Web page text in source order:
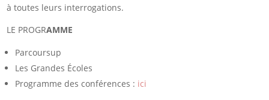
à toutes leurs interrogations.
LE PROGRAMME
Parcoursup
Les Grandes Écoles
Programme des conférences : ici